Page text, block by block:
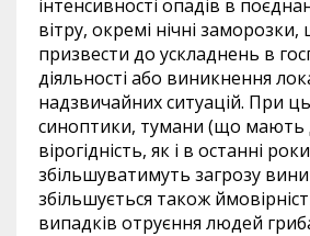
інтенсивності опадів в
вітру, окремі нічні
призвести до ускладнень в
діяльності або виникнення
надзвичайних ситуацій. При
синоптики, тумани (що мають
вірогідність, як і в останні
збільшуватимуть загрозу
збільшується також
випадків отруєння людей